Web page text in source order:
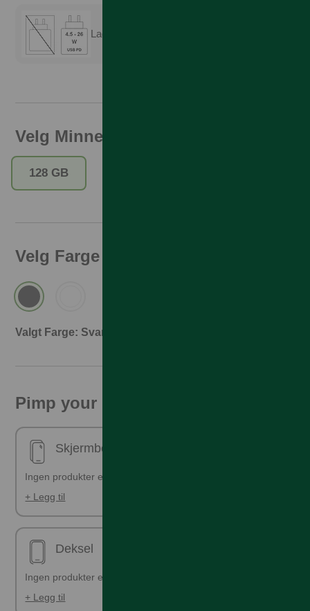
Lader er ikke inkludert
Velg Minne
128 GB
Velg Farge
Valgt Farge: Svart
Pimp your phone!
Skjermbeskyttelse - ferdig påsatt
Ingen produkter er valgt
+ Legg til
Deksel
Ingen produkter er valgt
+ Legg til